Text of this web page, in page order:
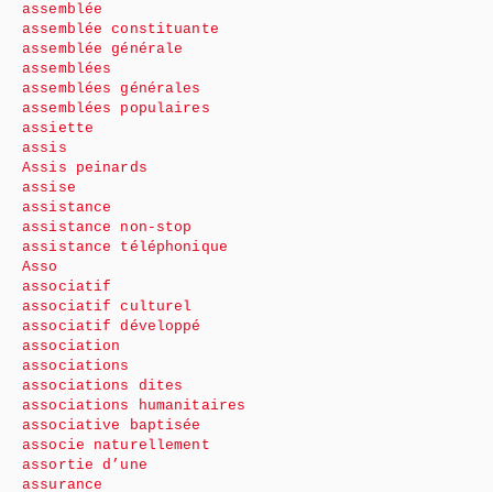
assemblée
assemblée constituante
assemblée générale
assemblées
assemblées générales
assemblées populaires
assiette
assis
Assis peinards
assise
assistance
assistance non-stop
assistance téléphonique
Asso
associatif
associatif culturel
associatif développé
association
associations
associations dites
associations humanitaires
associative baptisée
associe naturellement
assortie d’une
assurance